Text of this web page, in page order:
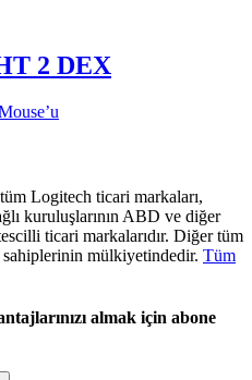
2 DEX
Logitech ticari markaları,
kuruluşlarının ABD ve diğer
ticari markalarıdır. Diğer tüm
mülkiyetindedir. Tüm
almak için abone